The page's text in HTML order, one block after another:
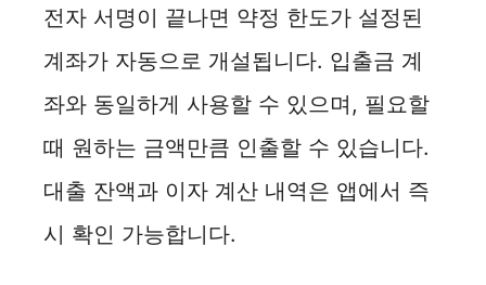
전자 서명이 끝나면 약정 한도가 설정된
계좌가 자동으로 개설됩니다. 입출금 계
좌와 동일하게 사용할 수 있으며, 필요할
때 원하는 금액만큼 인출할 수 있습니다.
대출 잔액과 이자 계산 내역은 앱에서 즉
시 확인 가능합니다.